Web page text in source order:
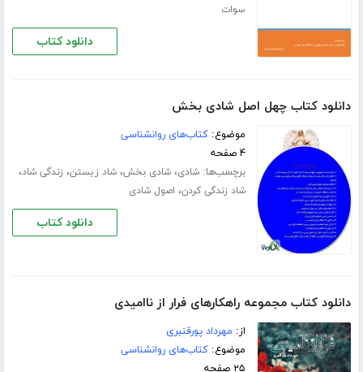
سوات
دانلود کتاب
دانلود کتاب چهل اصل شادی بخش
موضوع:کتاب‌های روانشناسی
۴ صفحه
برچسب‌ها:شادی،شادی بخش،شاد زیستن، زندگی شاد،
شاد زندگی کردن، اصول شادی
دانلود کتاب
دانلود کتاب مجموعه راهکارهای فرار از ناامیدی
از: مهرداد پورقنبری
موضوع:کتاب‌های روانشناسی
۲۵ صفحه